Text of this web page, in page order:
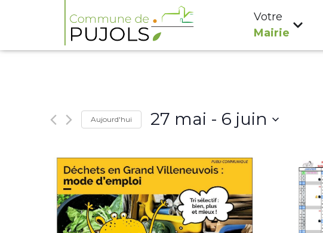
Votre
Mairie
Aujourd'hui 27 mai - 6 juin
date.